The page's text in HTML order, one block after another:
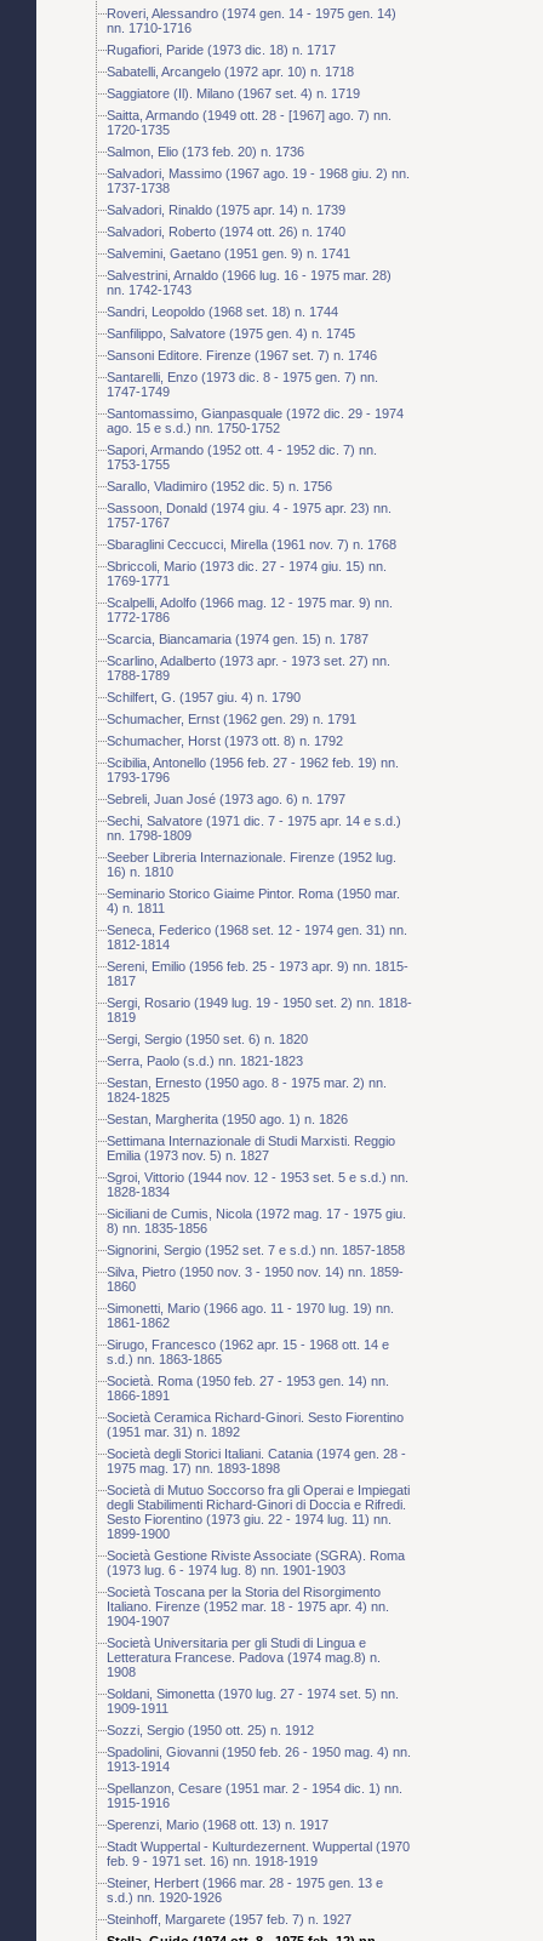
Roveri, Alessandro (1974 gen. 14 - 1975 gen. 14)
nn. 1710-1716
Rugafiori, Paride (1973 dic. 18) n. 1717
Sabatelli, Arcangelo (1972 apr. 10) n. 1718
Saggiatore (Il). Milano (1967 set. 4) n. 1719
Saitta, Armando (1949 ott. 28 - [1967] ago. 7) nn.
1720-1735
Salmon, Elio (173 feb. 20) n. 1736
Salvadori, Massimo (1967 ago. 19 - 1968 giu. 2) nn.
1737-1738
Salvadori, Rinaldo (1975 apr. 14) n. 1739
Salvadori, Roberto (1974 ott. 26) n. 1740
Salvemini, Gaetano (1951 gen. 9) n. 1741
Salvestrini, Arnaldo (1966 lug. 16 - 1975 mar. 28)
nn. 1742-1743
Sandri, Leopoldo (1968 set. 18) n. 1744
Sanfilippo, Salvatore (1975 gen. 4) n. 1745
Sansoni Editore. Firenze (1967 set. 7) n. 1746
Santarelli, Enzo (1973 dic. 8 - 1975 gen. 7) nn.
1747-1749
Santomassimo, Gianpasquale (1972 dic. 29 - 1974
ago. 15 e s.d.) nn. 1750-1752
Sapori, Armando (1952 ott. 4 - 1952 dic. 7) nn.
1753-1755
Sarallo, Vladimiro (1952 dic. 5) n. 1756
Sassoon, Donald (1974 giu. 4 - 1975 apr. 23) nn.
1757-1767
Sbaraglini Ceccucci, Mirella (1961 nov. 7) n. 1768
Sbriccoli, Mario (1973 dic. 27 - 1974 giu. 15) nn.
1769-1771
Scalpelli, Adolfo (1966 mag. 12 - 1975 mar. 9) nn.
1772-1786
Scarcia, Biancamaria (1974 gen. 15) n. 1787
Scarlino, Adalberto (1973 apr. - 1973 set. 27) nn.
1788-1789
Schilfert, G. (1957 giu. 4) n. 1790
Schumacher, Ernst (1962 gen. 29) n. 1791
Schumacher, Horst (1973 ott. 8) n. 1792
Scibilia, Antonello (1956 feb. 27 - 1962 feb. 19) nn.
1793-1796
Sebreli, Juan José (1973 ago. 6) n. 1797
Sechi, Salvatore (1971 dic. 7 - 1975 apr. 14 e s.d.)
nn. 1798-1809
Seeber Libreria Internazionale. Firenze (1952 lug.
16) n. 1810
Seminario Storico Giaime Pintor. Roma (1950 mar.
4) n. 1811
Seneca, Federico (1968 set. 12 - 1974 gen. 31) nn.
1812-1814
Sereni, Emilio (1956 feb. 25 - 1973 apr. 9) nn. 1815-
1817
Sergi, Rosario (1949 lug. 19 - 1950 set. 2) nn. 1818-
1819
Sergi, Sergio (1950 set. 6) n. 1820
Serra, Paolo (s.d.) nn. 1821-1823
Sestan, Ernesto (1950 ago. 8 - 1975 mar. 2) nn.
1824-1825
Sestan, Margherita (1950 ago. 1) n. 1826
Settimana Internazionale di Studi Marxisti. Reggio
Emilia (1973 nov. 5) n. 1827
Sgroi, Vittorio (1944 nov. 12 - 1953 set. 5 e s.d.) nn.
1828-1834
Siciliani de Cumis, Nicola (1972 mag. 17 - 1975 giu.
8) nn. 1835-1856
Signorini, Sergio (1952 set. 7 e s.d.) nn. 1857-1858
Silva, Pietro (1950 nov. 3 - 1950 nov. 14) nn. 1859-
1860
Simonetti, Mario (1966 ago. 11 - 1970 lug. 19) nn.
1861-1862
Sirugo, Francesco (1962 apr. 15 - 1968 ott. 14 e
s.d.) nn. 1863-1865
Società. Roma (1950 feb. 27 - 1953 gen. 14) nn.
1866-1891
Società Ceramica Richard-Ginori. Sesto Fiorentino
(1951 mar. 31) n. 1892
Società degli Storici Italiani. Catania (1974 gen. 28 -
1975 mag. 17) nn. 1893-1898
Società di Mutuo Soccorso fra gli Operai e Impiegati
degli Stabilimenti Richard-Ginori di Doccia e Rifredi.
Sesto Fiorentino (1973 giu. 22 - 1974 lug. 11) nn.
1899-1900
Società Gestione Riviste Associate (SGRA). Roma
(1973 lug. 6 - 1974 lug. 8) nn. 1901-1903
Società Toscana per la Storia del Risorgimento
Italiano. Firenze (1952 mar. 18 - 1975 apr. 4) nn.
1904-1907
Società Universitaria per gli Studi di Lingua e
Letteratura Francese. Padova (1974 mag.8) n.
1908
Soldani, Simonetta (1970 lug. 27 - 1974 set. 5) nn.
1909-1911
Sozzi, Sergio (1950 ott. 25) n. 1912
Spadolini, Giovanni (1950 feb. 26 - 1950 mag. 4) nn.
1913-1914
Spellanzon, Cesare (1951 mar. 2 - 1954 dic. 1) nn.
1915-1916
Sperenzi, Mario (1968 ott. 13) n. 1917
Stadt Wuppertal - Kulturdezernent. Wuppertal (1970
feb. 9 - 1971 set. 16) nn. 1918-1919
Steiner, Herbert (1966 mar. 28 - 1975 gen. 13 e
s.d.) nn. 1920-1926
Steinhoff, Margarete (1957 feb. 7) n. 1927